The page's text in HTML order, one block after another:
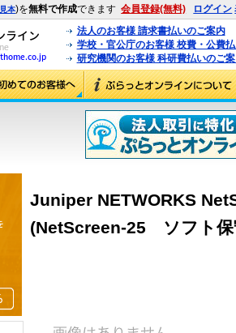
見本)を無料で作成できます 会員登録(無料) ログイン
法人のお客様 請求書払いのご案内
学校・官公庁のお客様 校費・公費
研究機関のお客様 科研費払いのご
Juniper NETWORKS
(NetScreen-25 ソフト保